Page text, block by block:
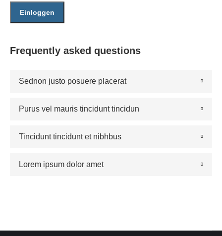
Frequently asked questions
Sednon justo posuere placerat
Purus vel mauris tincidunt tincidun
Tincidunt tincidunt et nibhbus
Lorem ipsum dolor amet